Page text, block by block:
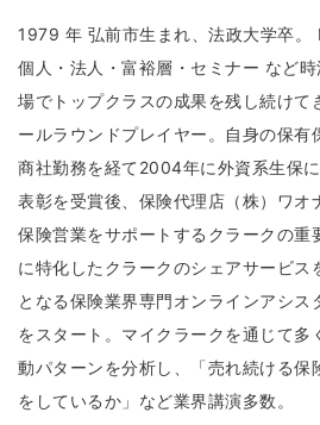
1979 年 弘前市生まれ、法政大学卒。
個人・法人・富裕層・セミナー など
場でトップクラスの成果を残し続けて
ールラウンドプレイヤー。自身の保有
商社勤務を経て2004年に外資系生保
表彰を受賞後、保険代理店（株）ワオ
保険営業をサポートするクラークの重
に特化したクラークのシェアサービ
となる保険業界専門オンラインアシス
をスタート。マイクラークを通じて多
動パターンを分析し、「売れ続ける保
をしているか」など業界講演多数。